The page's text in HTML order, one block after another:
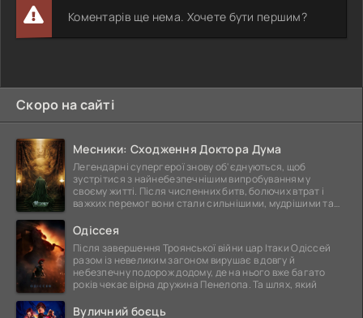
Коментарів ще нема. Хочете бути першим?
Скоро на сайті
Месники: Сходження Доктора Дума
Легендарні супергерої знову об'єднуються, щоб
зустрітися з найнебезпечнішим випробуванням у
своєму житті. Після численних битв, болючих втрат і
важких перемог вони стали сильнішими, мудрішими та
Одіссея
Після завершення Троянської війни цар Ітаки Одіссей
разом із невеликим загоном вирушає в довгу й
небезпечну подорож додому, де на нього вже багато
років чекає вірна дружина Пенелопа. Та шлях, який
Вуличний боєць